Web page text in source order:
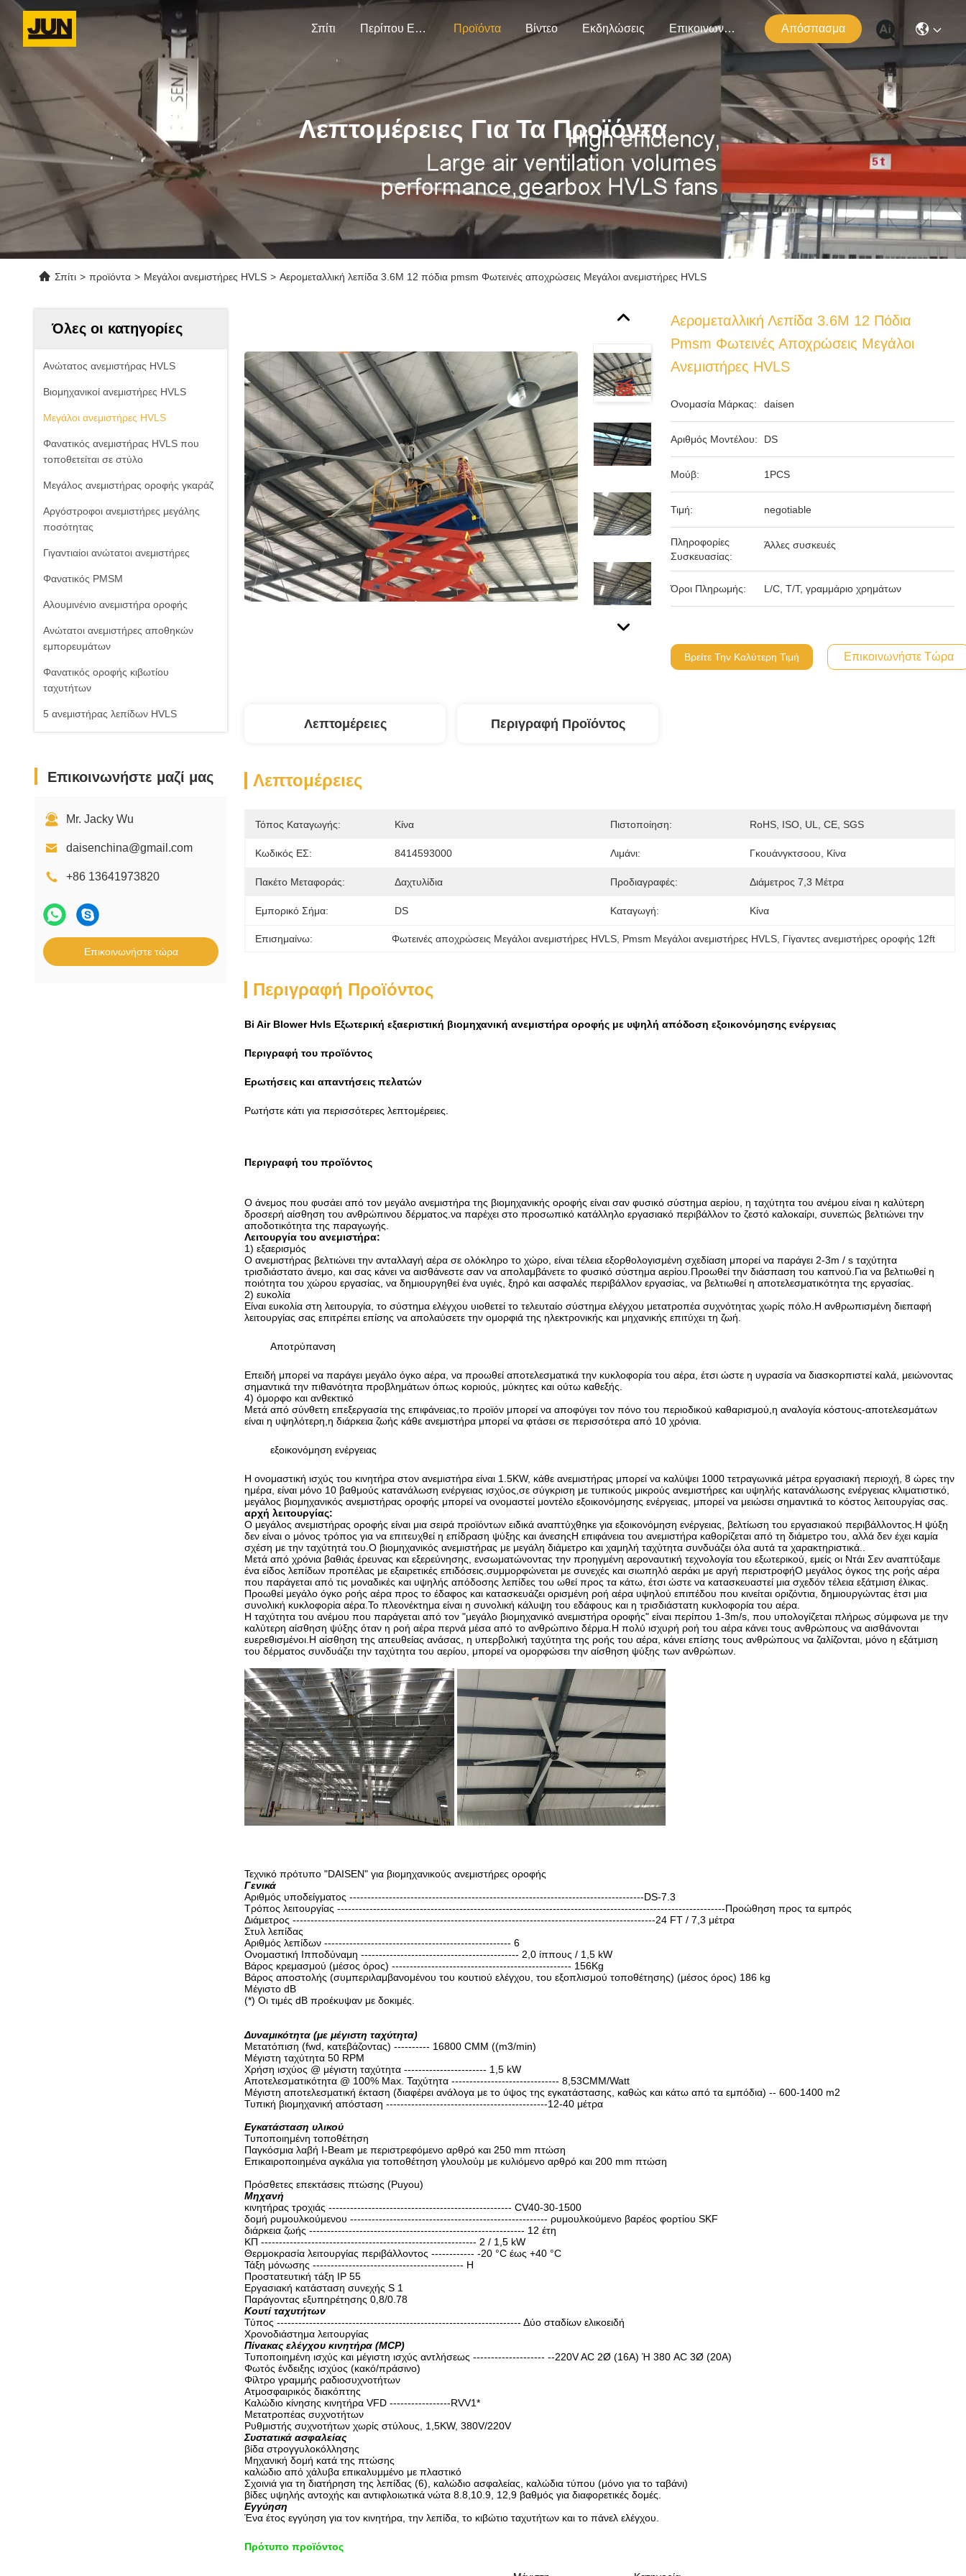
Σπίτι Περίπου Εμείς Προϊόντα Βίντεο Εκδηλώσεις Επικοινωνήστε Μαζί Μας Απόσπασμα
Λεπτομέρειες Για Τα Προϊόντα
Σπίτι > προϊόντα > Μεγάλοι ανεμιστήρες HVLS > Αερομεταλλική λεπίδα 3.6M 12 πόδια pmsm Φωτεινές αποχρώσεις Μεγάλοι ανεμιστήρες HVLS
Όλες οι κατηγορίες
Ανώτατος ανεμιστήρας HVLS
Βιομηχανικοί ανεμιστήρες HVLS
Μεγάλοι ανεμιστήρες HVLS
Φανατικός ανεμιστήρας HVLS που
τοποθετείται σε στύλο
Μεγάλος ανεμιστήρας οροφής γκαράζ
Αργόστροφοι ανεμιστήρες μεγάλης
ποσότητας
Γιγαντιαίοι ανώτατοι ανεμιστήρες
Φανατικός PMSM
Αλουμινένιο ανεμιστήρα οροφής
Ανώτατοι ανεμιστήρες αποθηκών
εμπορευμάτων
Φανατικός οροφής κιβωτίου
ταχυτήτων
5 ανεμιστήρας λεπίδων HVLS
Επικοινωνήστε μαζί μας
Mr. Jacky Wu
daisenchina@gmail.com
+86 13641973820
Επικοινωνήστε τώρα
Αερομεταλλική Λεπίδα 3.6M 12 Πόδια
Pmsm Φωτεινές Αποχρώσεις Μεγάλοι
Ανεμιστήρες HVLS
Ονομασία Μάρκας: daisen
Αριθμός Μοντέλου: DS
Μούβ: 1PCS
Τιμή: negotiable
Πληροφορίες
Συσκευασίας:
Άλλες συσκευές
Όροι Πληρωμής: L/C, T/T, γραμμάριο χρημάτων
Βρείτε Την Καλύτερη Τιμή Επικοινωνήστε Τώρα
Λεπτομέρειες Περιγραφή Προϊόντος
Λεπτομέρειες
Τόπος Καταγωγής: Κίνα Πιστοποίηση: RoHS, ISO, UL, CE, SGS
Κωδικός ΕΣ: 8414593000 Λιμάνι: Γκουάνγκτσοου, Κίνα
Πακέτο Μεταφοράς: Δαχτυλίδια Προδιαγραφές: Διάμετρος 7,3 Μέτρα
Εμπορικό Σήμα: DS Καταγωγή: Κίνα
Επισημαίνω: Φωτεινές αποχρώσεις Μεγάλοι ανεμιστήρες HVLS, Pmsm Μεγάλοι ανεμιστήρες HVLS, Γίγαντες ανεμιστήρες οροφής 12ft
Περιγραφή Προϊόντος
Bi Air Blower Hvls Εξωτερική εξαεριστική βιομηχανική ανεμιστήρα οροφής με υψηλή απόδοση εξοικονόμησης ενέργειας
Περιγραφή του προϊόντος
Ερωτήσεις και απαντήσεις πελατών
Ρωτήστε κάτι για περισσότερες λεπτομέρειες.
Περιγραφή του προϊόντος
Ο άνεμος που φυσάει από τον μεγάλο ανεμιστήρα της βιομηχανικής οροφής είναι σαν φυσικό σύστημα αερίου, η ταχύτητα του ανέμου είναι η καλύτερη
δροσερή αίσθηση του ανθρώπινου δέρματος.να παρέχει στο προσωπικό κατάλληλο εργασιακό περιβάλλον το ζεστό καλοκαίρι, συνεπώς βελτιώνει την
αποδοτικότητα της παραγωγής.
Λειτουργία του ανεμιστήρα:
1) εξαερισμός
Ο ανεμιστήρας βελτιώνει την ανταλλαγή αέρα σε ολόκληρο το χώρο, είναι τέλεια εξορθολογισμένη σχεδίαση μπορεί να παράγει 2-3m / s ταχύτητα
τρισδιάστατο άνεμο, και σας κάνει να αισθάνεστε σαν να απολαμβάνετε το φυσικό σύστημα αερίου.Προωθεί την διάσπαση του καπνού.Για να βελτιωθεί η
ποιότητα του χώρου εργασίας, να δημιουργηθεί ένα υγιές, ξηρό και ασφαλές περιβάλλον εργασίας, να βελτιωθεί η αποτελεσματικότητα της εργασίας.
2) ευκολία
Είναι ευκολία στη λειτουργία, το σύστημα ελέγχου υιοθετεί το τελευταίο σύστημα ελέγχου μετατροπέα συχνότητας χωρίς πόλο.Η ανθρωπισμένη διεπαφή
λειτουργίας σας επιτρέπει επίσης να απολαύσετε την ομορφιά της ηλεκτρονικής και μηχανικής επιτύχει τη ζωή.
Αποτρύπανση
Επειδή μπορεί να παράγει μεγάλο όγκο αέρα, να προωθεί αποτελεσματικά την κυκλοφορία του αέρα, έτσι ώστε η υγρασία να διασκορπιστεί καλά, μειώνοντας
σημαντικά την πιθανότητα προβλημάτων όπως κοριούς, μύκητες και ούτω καθεξής.
4) όμορφο και ανθεκτικό
Μετά από σύνθετη επεξεργασία της επιφάνειας,το προϊόν μπορεί να αποφύγει τον πόνο του περιοδικού καθαρισμού,η αναλογία κόστους-αποτελεσμάτων
είναι η υψηλότερη,η διάρκεια ζωής κάθε ανεμιστήρα μπορεί να φτάσει σε περισσότερα από 10 χρόνια.
εξοικονόμηση ενέργειας
Η ονομαστική ισχύς του κινητήρα στον ανεμιστήρα είναι 1.5KW, κάθε ανεμιστήρας μπορεί να καλύψει 1000 τετραγωνικά μέτρα εργασιακή περιοχή, 8 ώρες την
ημέρα, είναι μόνο 10 βαθμούς κατανάλωση ενέργειας ισχύος,σε σύγκριση με τυπικούς μικρούς ανεμιστήρες και υψηλής κατανάλωσης ενέργειας κλιματιστικό,
μεγάλος βιομηχανικός ανεμιστήρας οροφής μπορεί να ονομαστεί μοντέλο εξοικονόμησης ενέργειας, μπορεί να μειώσει σημαντικά το κόστος λειτουργίας σας.
αρχή λειτουργίας:
Ο μεγάλος ανεμιστήρας οροφής είναι μια σειρά προϊόντων ειδικά αναπτύχθηκε για εξοικονόμηση ενέργειας, βελτίωση του εργασιακού περιβάλλοντος.Η ψύξη
δεν είναι ο μόνος τρόπος για να επιτευχθεί η επίδραση ψύξης και άνεσηςΗ επιφάνεια του ανεμιστήρα καθορίζεται από τη διάμετρο του, αλλά δεν έχει καμία
σχέση με την ταχύτητά του.Ο βιομηχανικός ανεμιστήρας με μεγάλη διάμετρο και χαμηλή ταχύτητα συνδυάζει όλα αυτά τα χαρακτηριστικά..
Μετά από χρόνια βαθιάς έρευνας και εξερεύνησης, ενσωματώνοντας την προηγμένη αεροναυτική τεχνολογία του εξωτερικού, εμείς οι Ντάι Σεν αναπτύξαμε
ένα είδος λεπίδων προπέλας με εξαιρετικές επιδόσεις.συμμορφώνεται με συνεχές και σιωπηλό αεράκι με αργή περιστροφήΟ μεγάλος όγκος της ροής αέρα
που παράγεται από τις μοναδικές και υψηλής απόδοσης λεπίδες του ωθεί προς τα κάτω, έτσι ώστε να κατασκευαστεί μια σχεδόν τέλεια εξάτμιση έλικας.
Προωθεί μεγάλο όγκο ροής αέρα προς το έδαφος και κατασκευάζει ορισμένη ροή αέρα υψηλού επιπέδου που κινείται οριζόντια, δημιουργώντας έτσι μια
συνολική κυκλοφορία αέρα.Το πλεονέκτημα είναι η συνολική κάλυψη του εδάφους και η τρισδιάστατη κυκλοφορία του αέρα.
Η ταχύτητα του ανέμου που παράγεται από τον "μεγάλο βιομηχανικό ανεμιστήρα οροφής" είναι περίπου 1-3m/s, που υπολογίζεται πλήρως σύμφωνα με την
καλύτερη αίσθηση ψύξης όταν η ροή αέρα περνά μέσα από το ανθρώπινο δέρμα.Η πολύ ισχυρή ροή του αέρα κάνει τους ανθρώπους να αισθάνονται
ευερεθισμένοι.Η αίσθηση της απευθείας ανάσας, η υπερβολική ταχύτητα της ροής του αέρα, κάνει επίσης τους ανθρώπους να ζαλίζονται, μόνο η εξάτμιση
του δέρματος συνδυάζει την ταχύτητα του αερίου, μπορεί να ομορφώσει την αίσθηση ψύξης των ανθρώπων.
Τεχνικό πρότυπο "DAISEN" για βιομηχανικούς ανεμιστήρες οροφής
Γενικά
Αριθμός υποδείγματος ----------------------------------------------------------------------------------DS-7.3
Τρόπος λειτουργίας ------------------------------------------------------------------------------------------------------------Προώθηση προς τα εμπρός
Διάμετρος -----------------------------------------------------------------------------------------------------24 FT / 7,3 μέτρα
Στυλ λεπίδας
Αριθμός λεπίδων ---------------------------------------------------- 6
Ονομαστική Ιπποδύναμη -------------------------------------------- 2,0 ίππους / 1,5 kW
Βάρος κρεμασμού (μέσος όρος) -------------------------------------------------- 156Kg
Βάρος αποστολής (συμπεριλαμβανομένου του κουτιού ελέγχου, του εξοπλισμού τοποθέτησης) (μέσος όρος) 186 kg
Μέγιστο dB
(*) Οι τιμές dB προέκυψαν με δοκιμές.
Δυναμικότητα (με μέγιστη ταχύτητα)
Μετατόπιση (fwd, κατεβάζοντας) ---------- 16800 CMM ((m3/min)
Μέγιστη ταχύτητα 50 RPM
Χρήση ισχύος @ μέγιστη ταχύτητα ----------------------- 1,5 kW
Αποτελεσματικότητα @ 100% Max. Ταχύτητα ------------------------------ 8,53CMM/Watt
Μέγιστη αποτελεσματική έκταση (διαφέρει ανάλογα με το ύψος της εγκατάστασης, καθώς και κάτω από τα εμπόδια) -- 600-1400 m2
Τυπική βιομηχανική απόσταση ---------------------------------------------12-40 μέτρα
Εγκατάσταση υλικού
Τυποποιημένη τοποθέτηση
Παγκόσμια λαβή I-Beam με περιστρεφόμενο αρθρό και 250 mm πτώση
Επικαιροποιημένα αγκάλια για τοποθέτηση γλουλούμ με κυλιόμενο αρθρό και 200 mm πτώση
Πρόσθετες επεκτάσεις πτώσης (Puyou)
Μηχανή
κινητήρας τροχιάς --------------------------------------------------- CV40-30-1500
δομή ρυμουλκούμενου ------------------------------------------------------- ρυμουλκούμενο βαρέος φορτίου SKF
διάρκεια ζωής ------------------------------------------------------------ 12 έτη
ΚΠ ------------------------------------------------------------ 2 / 1,5 kW
Θερμοκρασία λειτουργίας περιβάλλοντος ------------ -20 °C έως +40 °C
Τάξη μόνωσης ------------------------------------------ H
Προστατευτική τάξη IP 55
Εργασιακή κατάσταση συνεχής S 1
Παράγοντας εξυπηρέτησης 0,8/0.78
Κουτί ταχυτήτων
Τύπος -------------------------------------------------------------------- Δύο σταδίων ελικοειδή
Χρονοδιάστημα λειτουργίας
Πίνακας ελέγχου κινητήρα (MCP)
Τυποποιημένη ισχύς και μέγιστη ισχύς αντλήσεως -------------------- --220V AC 2Ø (16A) Ή 380 AC 3Ø (20A)
Φωτός ένδειξης ισχύος (κακό/πράσινο)
Φίλτρο γραμμής ραδιοσυχνοτήτων
Ατμοσφαιρικός διακόπτης
Καλώδιο κίνησης κινητήρα VFD -----------------RVV1*
Μετατροπέας συχνοτήτων
Ρυθμιστής συχνοτήτων χωρίς στύλους, 1,5KW, 380V/220V
Συστατικά ασφαλείας
βίδα στρογγυλοκόλλησης
Μηχανική δομή κατά της πτώσης
καλώδιο από χάλυβα επικαλυμμένο με πλαστικό
Σχοινιά για τη διατήρηση της λεπίδας (6), καλώδιο ασφαλείας, καλώδια τύπου (μόνο για το ταβάνι)
βίδες υψηλής αντοχής και αντιφλοιωτικά νώτα 8.8,10.9, 12,9 βαθμός για διαφορετικές δομές.
Εγγύηση
Ένα έτος εγγύηση για τον κινητήρα, την λεπίδα, το κιβώτιο ταχυτήτων και το πάνελ ελέγχου.
Πρότυπο προϊόντος